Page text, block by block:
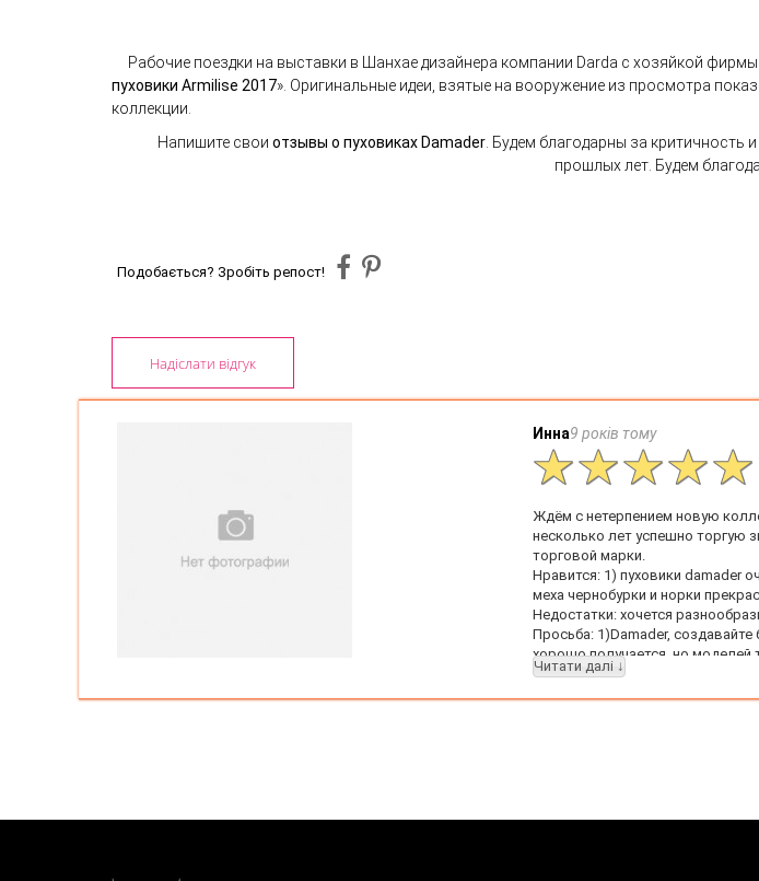
Рабочие поездки на выставки в Шанхае дизайнера компании Darda с хозяйкой
пуховики Armilise 2017». Оригинальные идеи, взятые на вооружение из просмотра
коллекции.
Напишите свои отзывы о пуховиках Damader . Будем благодарны за
прошлых лет. Будем
Подобається? Зробіть репост!
Надіслати відгук
Инна9 років тому
Ждём с нетерпением новую
несколько лет успешно торгую
торговой марки.
Нравится: 1) пуховики damader
меха чернобурки и норки
Недостатки: хочется
Просьба: 1)Damader,
хорошо получается, но моделей
упаковкой, очень хочется
Читати далі ↓